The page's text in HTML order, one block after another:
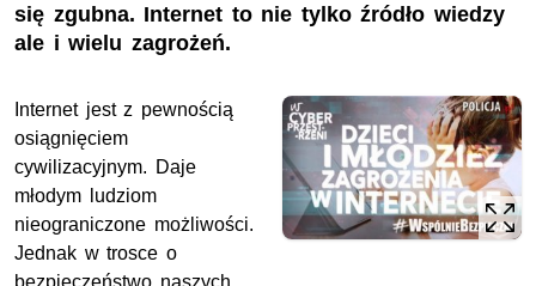
się zgubna. Internet to nie tylko źródło wiedzy
ale i wielu zagrożeń.
Internet jest z pewnością
osiągnięciem
cywilizacyjnym. Daje
młodym ludziom
nieograniczone możliwości.
Jednak w trosce o
bezpieczeństwo naszych